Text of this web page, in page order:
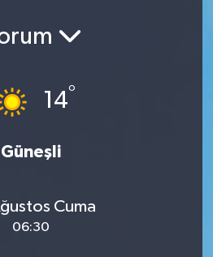
14°
Güneşli
Cuma
06:30